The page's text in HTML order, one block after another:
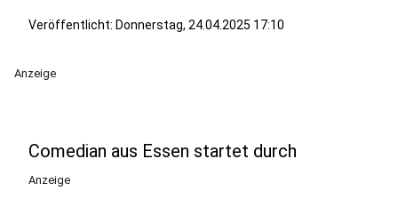
Veröffentlicht: Donnerstag, 24.04.2025 17:10
Anzeige
Comedian aus Essen startet durch
Anzeige